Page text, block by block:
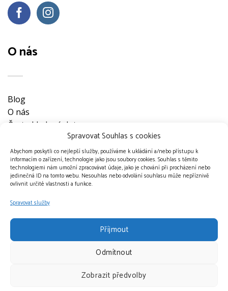
Spravovat Souhlas s cookies
Abychom poskytli co nejlepší služby, používáme k ukládání a/nebo přístupu k
informacím o zařízení, technologie jako jsou soubory cookies. Souhlas s těmito
technologiemi nám umožní zpracovávat údaje, jako je chování při procházení nebo
jedinečná ID na tomto webu. Nesouhlas nebo odvolání souhlasu může nepříznivě
ovlivnit určité vlastnosti a funkce.
Spravovat služby
Příjmout
Odmítnout
Zobrazit předvolby
O nás
Blog
O nás
Často kladené dotazy
Obchodní podmínky
Nevyzvednuté objednávky
Ochrana osobních údajů
Doprava a platební metody
Kontakt
Přijímáme platby